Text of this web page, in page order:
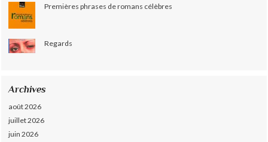
Premières phrases de romans célèbres
Regards
Archives
août 2026
juillet 2026
juin 2026